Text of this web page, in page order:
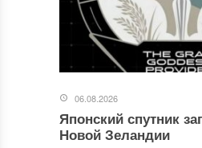
06.08.2026
Японский спутник
Новой Зеландии